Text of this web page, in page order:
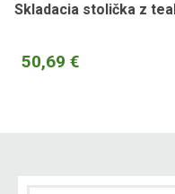
Skladacia stolička z
50,69 €